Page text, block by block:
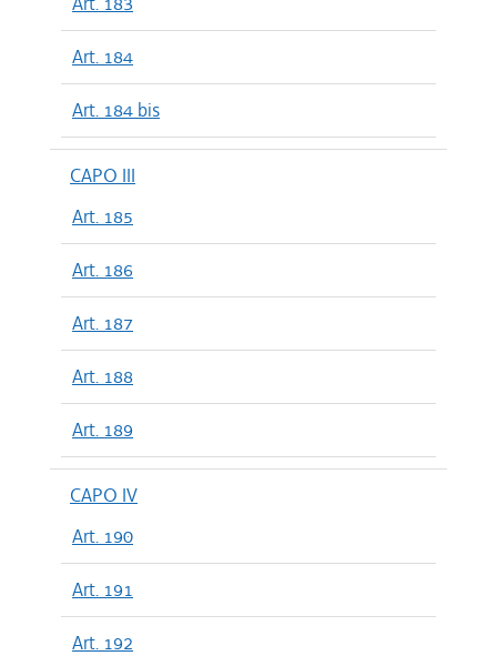
Art. 184
Art. 184 bis
CAPO III
Art. 185
Art. 186
Art. 187
Art. 188
Art. 189
CAPO IV
Art. 190
Art. 191
Art. 192